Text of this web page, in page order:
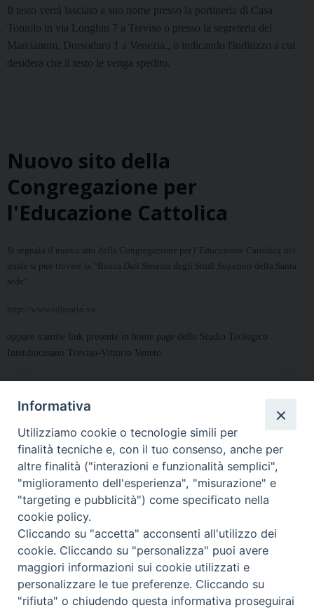
Il testo verrà lasciato a suo nome presso la portineria di Casa
Toniolo in via Longhin 7 a Treviso o presso la segreteria del
Marcianum, Dorsoduro 1 a Venezia., o indicando l'indirizzo a cui
desidera che il testo le venga spedito.
Nuovo sito della
Congregazione per
l'Educazione Cattolica
Si segnala il nuovo sito della Congregazione per l’Educazione Cattolica nel
quale si può trovare la “Banca Dati Sistema degli Studi Superiori della Santa
sede”:
http://www.educatio.va
oppure tramite link presente in home page dello Studio Teologico
Interdiocesano Treviso-Vittorio Veneto.
« Pagina precedente 6
Seminario Vescovile di Treviso
p.tta Benedetto XI, 2
31100 Treviso
Tel. 0422 324835
segreteria@itigt.it
Orario di segreteria
Informativa
Utilizziamo cookie o tecnologie simili per
finalità tecniche e, con il tuo consenso, anche per
altre finalità ("interazioni e funzionalità semplici",
"miglioramento dell'esperienza", "misurazione" e
"targeting e pubblicità") come specificato nella
cookie policy.
Cliccando su "accetta" acconsenti all'utilizzo dei
cookie. Cliccando su "personalizza" puoi avere
maggiori informazioni sui cookie utilizzati e
personalizzare le tue preferenze. Cliccando su
"rifiuta" o chiudendo questa informativa proseguirai